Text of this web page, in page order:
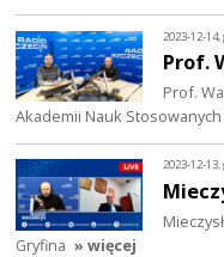
2023-12-
Prof.
Prof.
Akademii Nauk
2023-12-
Gryfina » więcej